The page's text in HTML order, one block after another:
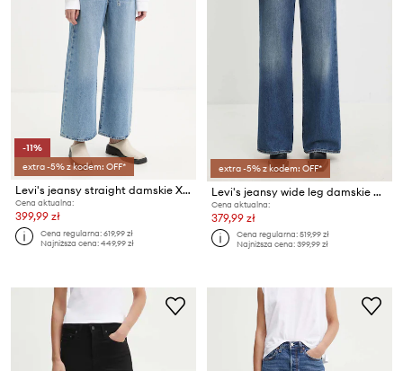
-11%
extra -5% z kodem: OFF*
Levi's jeansy straight damskie XL STRAIGHT
Cena aktualna:
399,99 zł
Cena regularna:619,99 zł
Najniższa cena:449,99 zł
extra -5% z kodem: OFF*
Levi's jeansy wide leg damskie RIBCAGE WIDE LEG
Cena aktualna:
379,99 zł
Cena regularna:519,99 zł
Najniższa cena:399,99 zł